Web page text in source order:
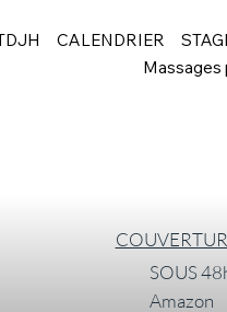
CALENDRIER
Massages
SOUS
Amazon